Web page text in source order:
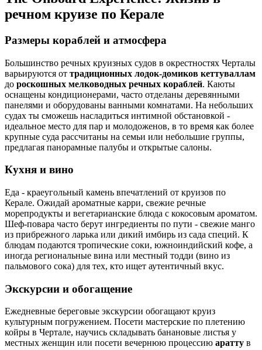
речном круизе по Керале
Размеры кораблей и атмосфера
Большинство речных круизных судов в окрестностях Черталы
варьируются от традиционных лодок-домиков кеттуваллам
до роскошных мелководных речных кораблей. Каюты
оснащены кондиционерами, часто отделаны деревянными
панелями и оборудованы ванными комнатами. На небольших
судах ты сможешь насладиться интимной обстановкой -
идеальное место для пар и молодоженов, в то время как более
крупные суда рассчитаны на семьи или небольшие группы,
предлагая панорамные палубы и открытые салоны.
Кухня и вино
Еда - краеугольный камень впечатлений от круизов по
Керале. Ожидай ароматные карри, свежие речные
морепродукты и вегетарианские блюда с кокосовым ароматом.
Шеф-повара часто берут ингредиенты по пути - свежие манго
из прибрежного ларька или дикий имбирь из сада специй. К
блюдам подаются тропические соки, южноиндийский кофе, а
иногда региональные вина или местный тодди (вино из
пальмового сока) для тех, кто ищет аутентичный вкус.
Экскурсии и обогащение
Ежедневные береговые экскурсии обогащают круиз
культурным погружением. Посети мастерские по плетению
койры в Чертале, научись складывать банановые листья у
местных женщин или посети вечернюю процессию аратту в